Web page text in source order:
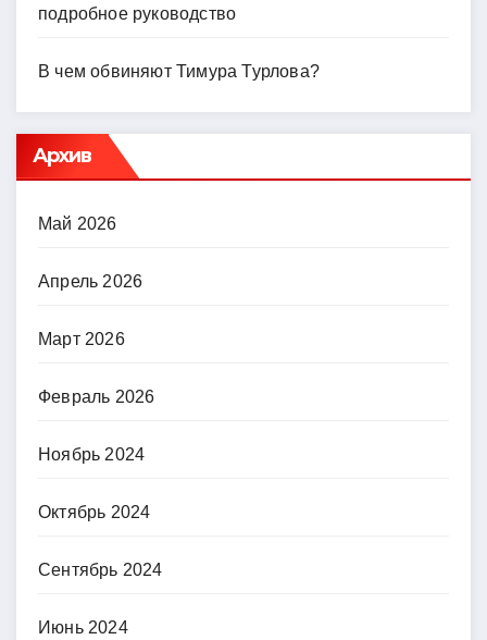
подробное руководство
В чем обвиняют Тимура Турлова?
Архив
Май 2026
Апрель 2026
Март 2026
Февраль 2026
Ноябрь 2024
Октябрь 2024
Сентябрь 2024
Июнь 2024